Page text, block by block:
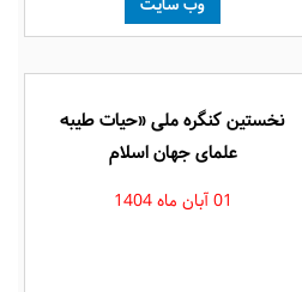
نخستین کنگره ملی «حیات طیبه
علمای جهان اسلام
01 آبان ماه 1404